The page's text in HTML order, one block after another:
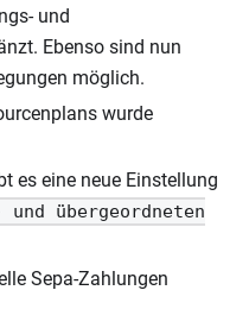
und
Ebenso sind nun
möglich.
wurde
es eine neue Einstellung
übergeordneten
Sepa-Zahlungen